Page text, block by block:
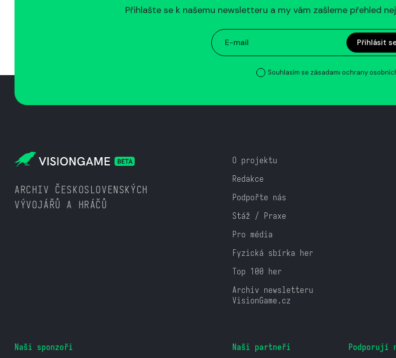
Přihlašte se k našemu newsletteru a my vám zašleme přehled
Přihlásit
Souhlasím se zásadami ochrany
ARCHIV ČESKOSLOVENSKÝCH
VÝVOJÁŘŮ A HRÁČŮ
O projektu
Redakce
Podpořte nás
Stáž / Praxe
Pro média
Fyzická sbírka her
Top 100 her
Archiv newsletteru
VisionGame.cz
Naši sponzoři Naši partneři Podporují